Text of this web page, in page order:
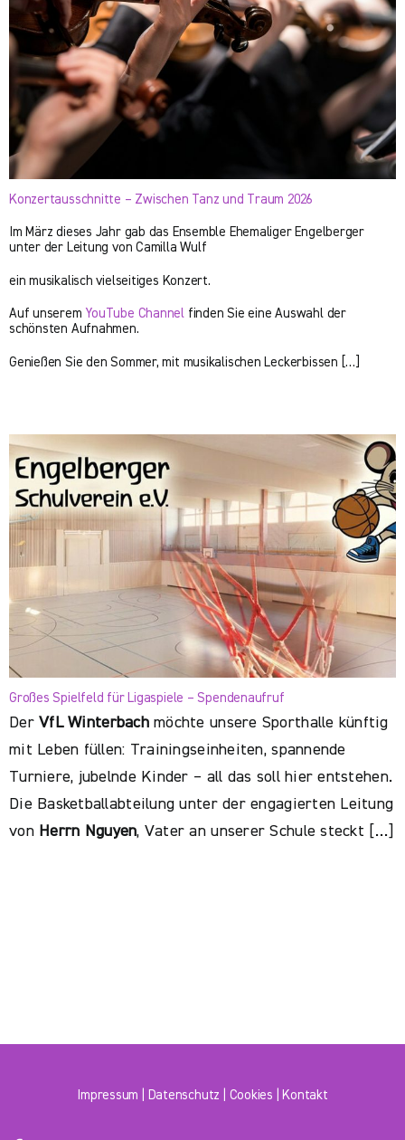
Konzertausschnitte – Zwischen Tanz und Traum 2026
Im März dieses Jahr gab das Ensemble Ehemaliger Engelberger
unter der Leitung von Camilla Wulf
ein musikalisch vielseitiges Konzert.
Auf unserem YouTube Channel finden Sie eine Auswahl der
schönsten Aufnahmen.
Genießen Sie den Sommer, mit musikalischen Leckerbissen […]
Großes Spielfeld für Ligaspiele – Spendenaufruf
DerVfL Winterbachmöchte unsere Sporthalle künftig
mit Leben füllen: Trainingseinheiten, spannende
Turniere, jubelnde Kinder – all das soll hier entstehen.
Die Basketballabteilung unter der engagierten Leitung
von Herrn Nguyen, Vater an unserer Schule steckt […]
Impressum Datenschutz Cookies Kontakt